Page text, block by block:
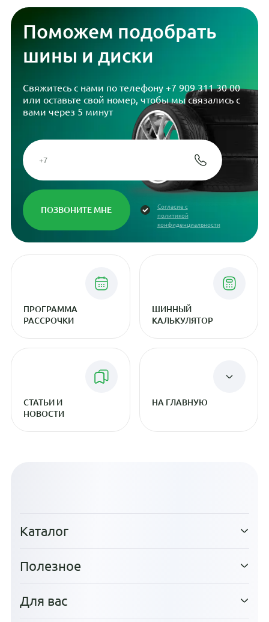
Поможем подобрать
шины и диски
Свяжитесь с нами по телефону +7 909 311 30 00
или оставьте свой номер, чтобы мы связались с
вами через 5 минут
Согласие с
политикой
конфиденциальности
ПРОГРАММА
РАССРОЧКИ
ШИННЫЙ
КАЛЬКУЛЯТОР
СТАТЬИ И
НОВОСТИ
НА ГЛАВНУЮ
Каталог
Полезное
Для вас